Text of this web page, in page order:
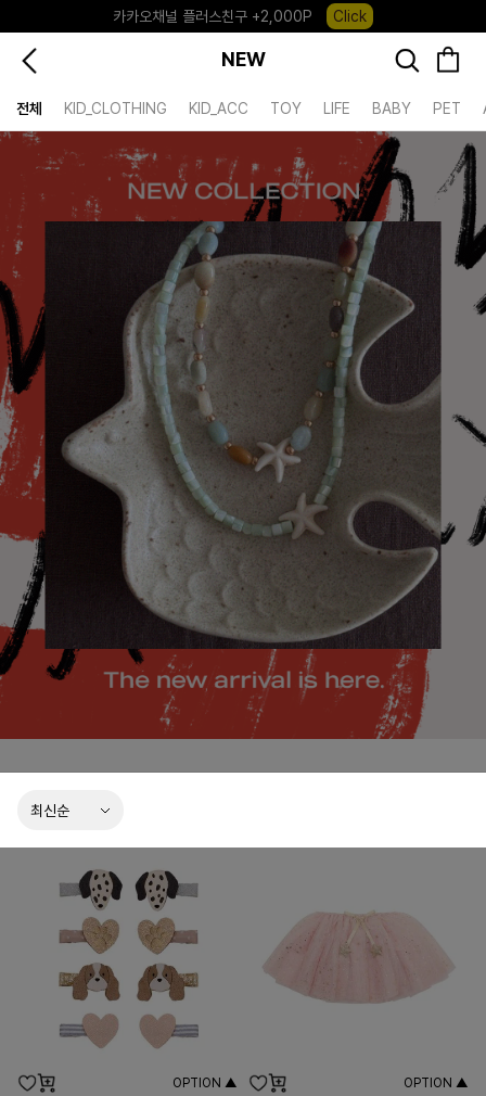
카카오채널 플러스친구 +2,000P
Click
포레포레 앱 다운로드 +3,000P
NEW
전체 KID_CLOTHING KID_ACC TOY LIFE BABY PET
OPTION ▲ OPTION ▲